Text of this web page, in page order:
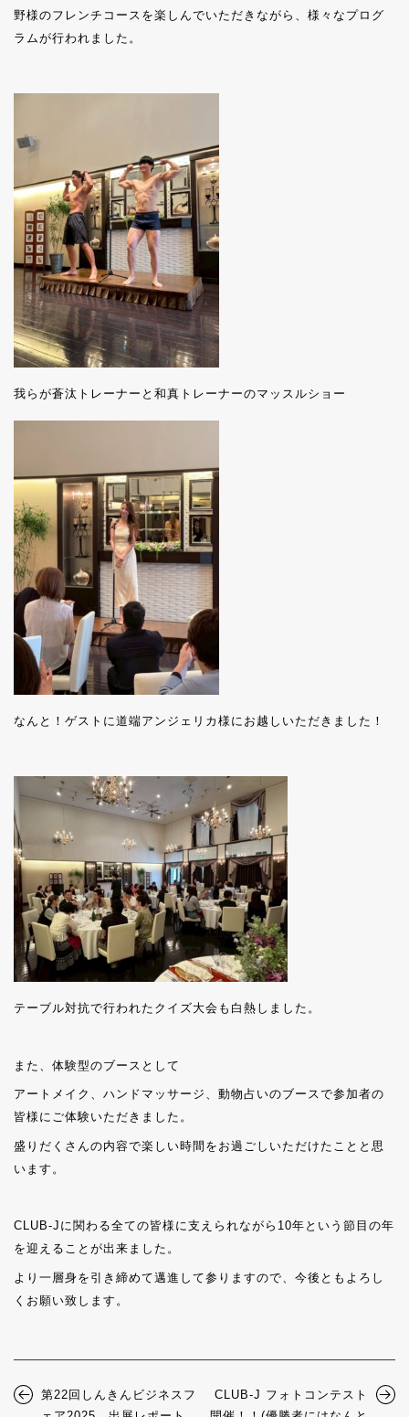
野様のフレンチコースを楽しんでいただきながら、様々なプログ
ラムが行われました。
我らが蒼汰トレーナーと和真トレーナーのマッスルショー
なんと！ゲストに道端アンジェリカ様にお越しいただきました！
テーブル対抗で行われたクイズ大会も白熱しました。
また、体験型のブースとして
アートメイク、ハンドマッサージ、動物占いのブースで参加者の
皆様にご体験いただきました。
盛りだくさんの内容で楽しい時間をお過ごしいただけたことと思
います。
CLUB-Jに関わる全ての皆様に支えられながら10年という節目の年
を迎えることが出来ました。
より一層身を引き締めて邁進して参りますので、今後ともよろし
くお願い致します。
第22回しんきんビジネスフ
CLUB-J フォトコンテスト